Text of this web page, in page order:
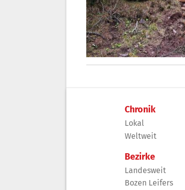
Chronik
Lokal
Weltweit
Bezirke
Landesweit
Bozen Leifers